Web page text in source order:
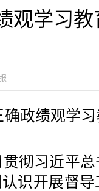
观学习
政绩观学
彻习近平
识开展督